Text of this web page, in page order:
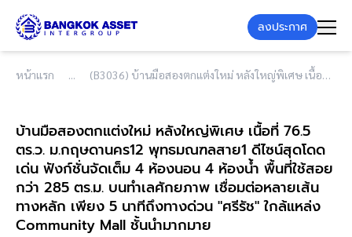
ลงประกาศ
หน้าแรก (B3036) บ้านมือสองตกแต่งใหม่ หลังใหญ่พิเศษ เนื้อที่ 76.5 ตร.ว. ม.กฤษดานคร12 พุทธมณฑลสาย1 ดีไซน์สุดโดดเด่น ฟังก์ชั่นจัดเต็ม 4 ห้องนอน 4 ห้องน้ำ พื้นที่ใช้สอยกว่า 285 ตร.ม. บนทำเลศักยภาพ เชื่อมต่อหลายเส้นทางหลัก เพียง 5 นาทีถึงทางด่วน "ศรีรัช" ใกล้แหล่ง Community Mall ชั้นนำมากมาย
บ้านมือสองตกแต่งใหม่ หลังใหญ่พิเศษ เนื้อที่ 76.5
ตร.ว. ม.กฤษดานคร12 พุทธมณฑลสาย1 ดีไซน์สุดโดด
เด่น ฟังก์ชั่นจัดเต็ม 4 ห้องนอน 4 ห้องน้ำ พื้นที่ใช้สอย
กว่า 285 ตร.ม. บนทำเลศักยภาพ เชื่อมต่อหลายเส้น
ทางหลัก เพียง 5 นาทีถึงทางด่วน "ศรีรัช" ใกล้แหล่ง
Community Mall ชั้นนำมากมาย